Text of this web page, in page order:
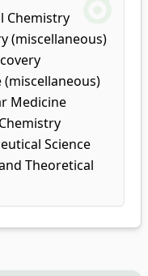
Chemistry
(miscellaneous)
(miscellaneous)
Medicine
Science
Theoretical